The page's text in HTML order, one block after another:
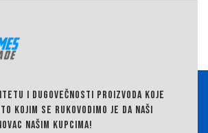
I DUGOVEČNOSTI PROIZVODA KOJE
KOJIM SE RUKOVODIMO JE DA NAŠI
NAŠIM KUPCIMA!